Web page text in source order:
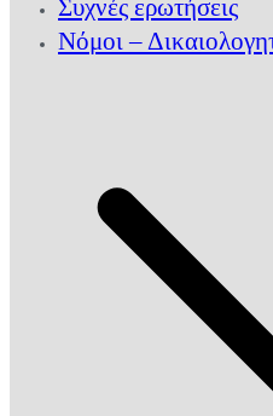
Συχνές ερωτήσεις
Νόμοι –